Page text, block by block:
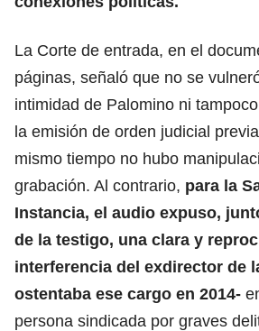
La Corte de entrada, en el
páginas, señaló que no se
intimidad de Palomino ni
la emisión de orden judicial
mismo tiempo no hubo
grabación. Al contrario, para la
Instancia, el audio expuso,
de la testigo, una clara y
interferencia del exdirector de
ostentaba ese cargo en 2014-
persona sindicada por graves